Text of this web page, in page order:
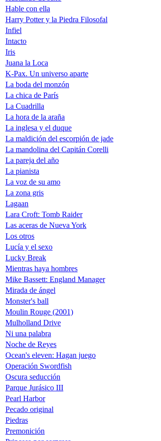
Hable con ella
Harry Potter y la Piedra Filosofal
Infiel
Intacto
Iris
Juana la Loca
K-Pax. Un universo aparte
La boda del monzón
La chica de París
La Cuadrilla
La hora de la araña
La inglesa y el duque
La maldición del escorpión de jade
La mandolina del Capitán Corelli
La pareja del año
La pianista
La voz de su amo
La zona gris
Lagaan
Lara Croft: Tomb Raider
Las aceras de Nueva York
Los otros
Lucía y el sexo
Lucky Break
Mientras haya hombres
Mike Bassett: England Manager
Mirada de ángel
Monster's ball
Moulin Rouge (2001)
Mulholland Drive
Ni una palabra
Noche de Reyes
Ocean's eleven: Hagan juego
Operación Swordfish
Oscura seducción
Parque Jurásico III
Pearl Harbor
Pecado original
Piedras
Premonición